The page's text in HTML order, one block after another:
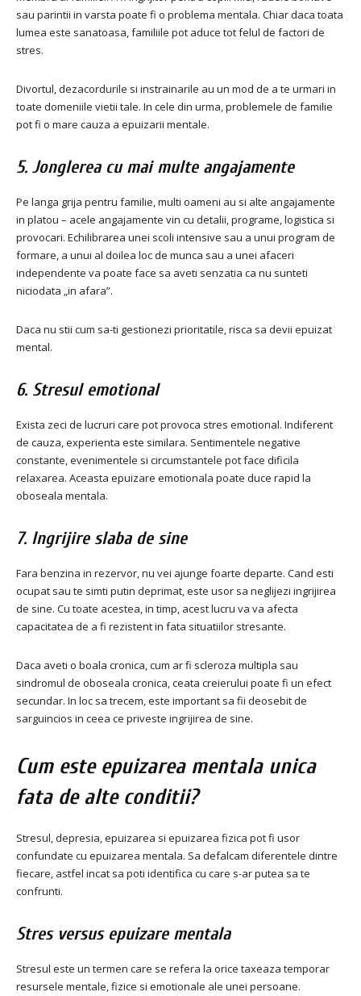
sau parintii in varsta poate fi o problema mentala. Chiar daca toata
lumea este sanatoasa, familiile pot aduce tot felul de factori de
stres.
Divortul, dezacordurile si instrainarile au un mod de a te urmari in
toate domeniile vietii tale. In cele din urma, problemele de familie
pot fi o mare cauza a epuizarii mentale.
5. Jonglerea cu mai multe angajamente
Pe langa grija pentru familie, multi oameni au si alte angajamente
in platou – acele angajamente vin cu detalii, programe, logistica si
provocari. Echilibrarea unei scoli intensive sau a unui program de
formare, a unui al doilea loc de munca sau a unei afaceri
independente va poate face sa aveti senzatia ca nu sunteti
niciodata „in afara”.
Daca nu stii cum sa-ti gestionezi prioritatile, risca sa devii epuizat
mental.
6. Stresul emotional
Exista zeci de lucruri care pot provoca stres emotional. Indiferent
de cauza, experienta este similara. Sentimentele negative
constante, evenimentele si circumstantele pot face dificila
relaxarea. Aceasta epuizare emotionala poate duce rapid la
oboseala mentala.
7. Ingrijire slaba de sine
Fara benzina in rezervor, nu vei ajunge foarte departe. Cand esti
ocupat sau te simti putin deprimat, este usor sa neglijezi ingrijirea
de sine. Cu toate acestea, in timp, acest lucru va va afecta
capacitatea de a fi rezistent in fata situatiilor stresante.
Daca aveti o boala cronica, cum ar fi scleroza multipla sau
sindromul de oboseala cronica, ceata creierului poate fi un efect
secundar. In loc sa trecem, este important sa fii deosebit de
sarguincios in ceea ce priveste ingrijirea de sine.
Cum este epuizarea mentala unica
fata de alte conditii?
Stresul, depresia, epuizarea si epuizarea fizica pot fi usor
confundate cu epuizarea mentala. Sa defalcam diferentele dintre
fiecare, astfel incat sa poti identifica cu care s-ar putea sa te
confrunti.
Stres versus epuizare mentala
Stresul este un termen care se refera la orice taxeaza temporar
resursele mentale, fizice si emotionale ale unei persoane.